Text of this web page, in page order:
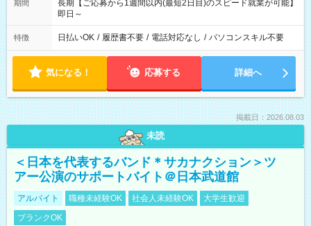
期間
長期【ご応募から1週間以内(最短2日目)のスピード就業が可能】
即日～
特徴 日払いOK / 履歴書不要 / 電話対応なし / パソコンスキル不要
気になる！ 応募する 詳細へ
掲載日：2026.08.03
未読
＜日本を代表するバンド＊サカナクション＞ツ
アー公演のサポートバイト＠日本武道館
アルバイト 職種未経験OK 社会人未経験OK
大学生歓迎
ブランクOK